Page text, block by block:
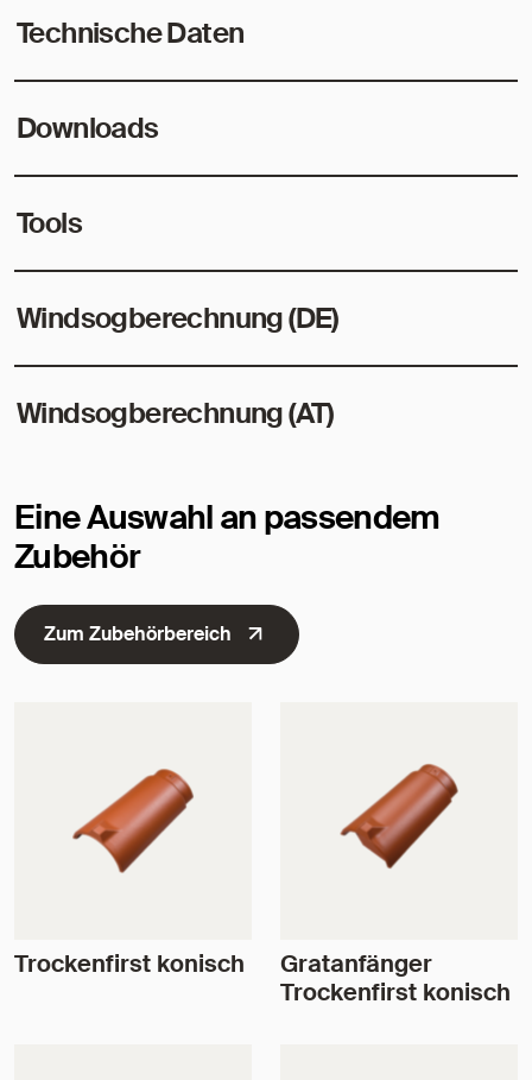
Technische Daten
Downloads
Tools
Windsogberechnung (DE)
Windsogberechnung (AT)
Eine Auswahl an passendem
Zubehör
Zum Zubehörbereich
Trockenfirst konisch
Gratanfänger
Trockenfirst konisch